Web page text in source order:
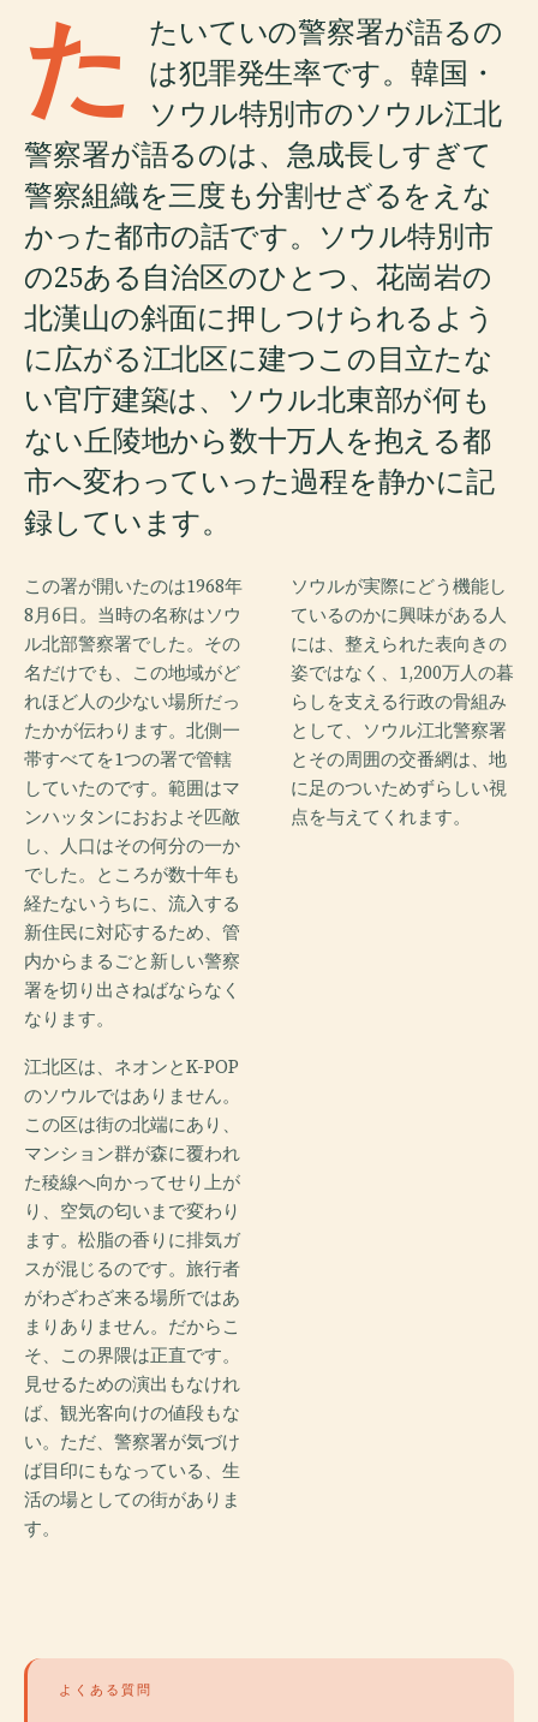
た
たいていの警察署が語るの
は犯罪発生率です。韓国・
ソウル特別市のソウル江北
警察署が語るのは、急成長しすぎて
警察組織を三度も分割せざるをえな
かった都市の話です。ソウル特別市
の25ある自治区のひとつ、花崗岩の
北漢山の斜面に押しつけられるよう
に広がる江北区に建つこの目立たな
い官庁建築は、ソウル北東部が何も
ない丘陵地から数十万人を抱える都
市へ変わっていった過程を静かに記
録しています。
この署が開いたのは1968年
8月6日。当時の名称はソウ
ル北部警察署でした。その
名だけでも、この地域がど
れほど人の少ない場所だっ
たかが伝わります。北側一
帯すべてを1つの署で管轄
していたのです。範囲はマ
ンハッタンにおおよそ匹敵
し、人口はその何分の一か
でした。ところが数十年も
経たないうちに、流入する
新住民に対応するため、管
内からまるごと新しい警察
署を切り出さねばならなく
なります。
江北区は、ネオンとK-POP
のソウルではありません。
この区は街の北端にあり、
マンション群が森に覆われ
た稜線へ向かってせり上が
り、空気の匂いまで変わり
ます。松脂の香りに排気ガ
スが混じるのです。旅行者
がわざわざ来る場所ではあ
まりありません。だからこ
そ、この界隈は正直です。
見せるための演出もなけれ
ば、観光客向けの値段もな
い。ただ、警察署が気づけ
ば目印にもなっている、生
活の場としての街がありま
す。
ソウルが実際にどう機能し
ているのかに興味がある人
には、整えられた表向きの
姿ではなく、1,200万人の暮
らしを支える行政の骨組み
として、ソウル江北警察署
とその周囲の交番網は、地
に足のついためずらしい視
点を与えてくれます。
よくある質問